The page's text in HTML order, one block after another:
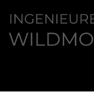
Inhalt
springen